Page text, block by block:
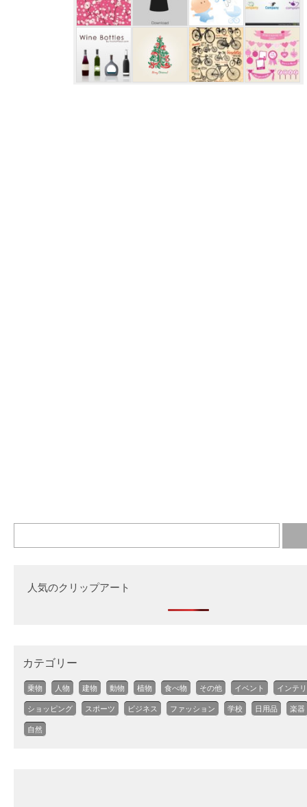
人気のクリップアート
カテゴリー
乗物 人物 建物 動物 植物 食べ物 その他 イベント インテ
ショッピング スポーツ ビジネス ファッション 学校 日用品 楽器
自然